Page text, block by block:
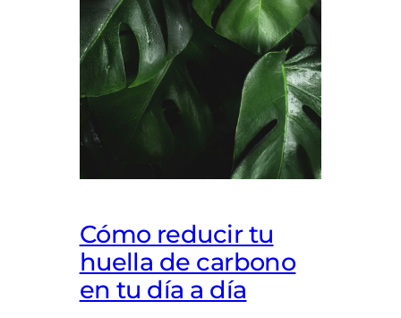
Cómo reducir tu
huella de carbono
en tu día a día